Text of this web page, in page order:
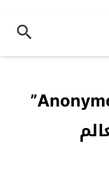
من هم أنونيموس “Anonymous”